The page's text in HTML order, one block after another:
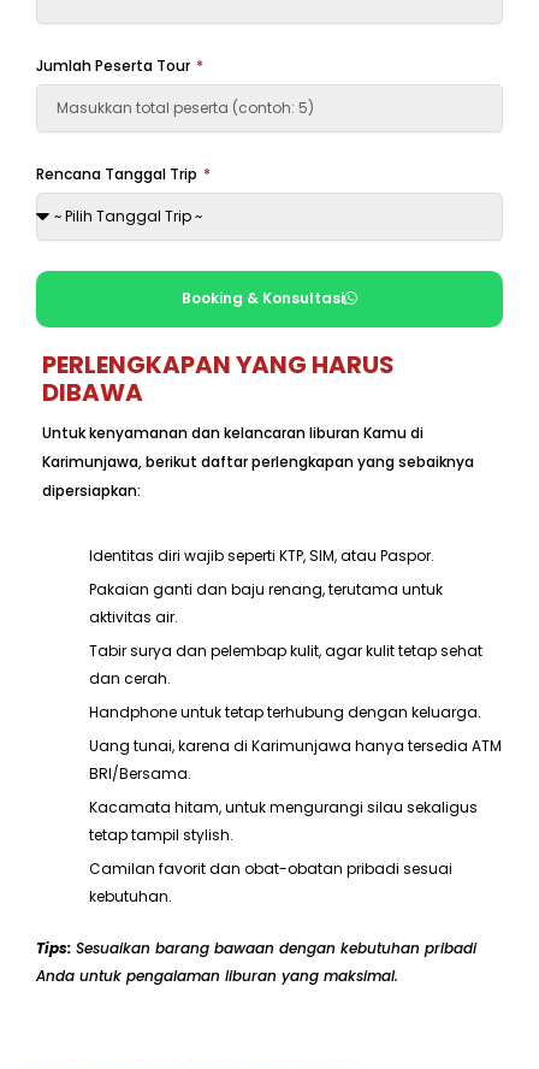
Jumlah Peserta Tour
Rencana Tanggal Trip
Booking & Konsultasi
PERLENGKAPAN YANG HARUS
DIBAWA
Untuk kenyamanan dan kelancaran liburan Kamu di
Karimunjawa, berikut daftar perlengkapan yang sebaiknya
dipersiapkan:
Identitas diri wajib seperti KTP, SIM, atau Paspor.
Pakaian ganti dan baju renang, terutama untuk
aktivitas air.
Tabir surya dan pelembap kulit, agar kulit tetap sehat
dan cerah.
Handphone untuk tetap terhubung dengan keluarga.
Uang tunai, karena di Karimunjawa hanya tersedia ATM
BRI/Bersama.
Kacamata hitam, untuk mengurangi silau sekaligus
tetap tampil stylish.
Camilan favorit dan obat-obatan pribadi sesuai
kebutuhan.
Tips: Sesuaikan barang bawaan dengan kebutuhan pribadi
Anda untuk pengalaman liburan yang maksimal.